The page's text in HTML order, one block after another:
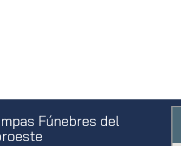
Fúnebres del